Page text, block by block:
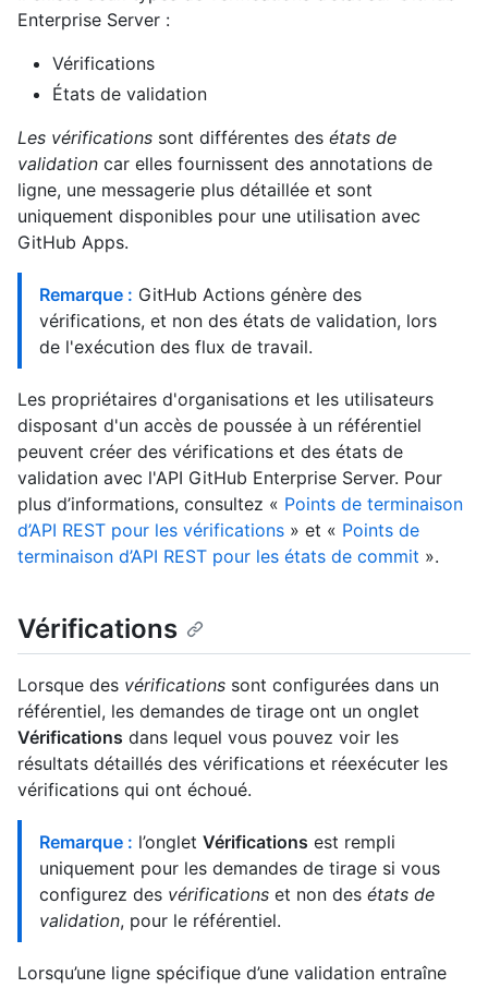
Enterprise Server :
Vérifications
États de validation
Les vérifications sont différentes des états de
validation car elles fournissent des annotations de
ligne, une messagerie plus détaillée et sont
uniquement disponibles pour une utilisation avec
GitHub Apps.
Remarque : GitHub Actions génère des
vérifications, et non des états de validation, lors
de l'exécution des flux de travail.
Les propriétaires d'organisations et les utilisateurs
disposant d'un accès de poussée à un référentiel
peuvent créer des vérifications et des états de
validation avec l'API GitHub Enterprise Server. Pour
plus d’informations, consultez « Points de terminaison
d’API REST pour les vérifications » et « Points de
terminaison d’API REST pour les états de commit ».
Vérifications
Lorsque des vérifications sont configurées dans un
référentiel, les demandes de tirage ont un onglet
Vérifications dans lequel vous pouvez voir les
résultats détaillés des vérifications et réexécuter les
vérifications qui ont échoué.
Remarque : l’onglet Vérifications est rempli
uniquement pour les demandes de tirage si vous
configurez des vérifications et non des états de
validation, pour le référentiel.
Lorsqu’une ligne spécifique d’une validation entraîne